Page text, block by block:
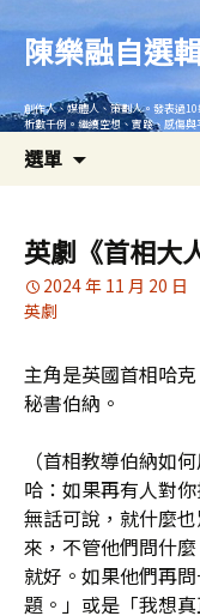
內
陳樂融自選
創作人、媒體人、策劃人。發表過
析數千例。繼續空想、實踐、感傷與
選單
英劇《首相大
2024 年 11 月 20 日
英劇
主角是英國首相哈
秘書伯納。
（首相教導伯納如
哈：如果再有人對
無話可說，就什麼
來，不管他們問什
就好。如果他們再
題。」或是「我想